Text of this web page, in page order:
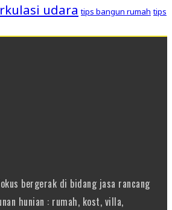
udara tips bangun rumah tips
bergerak di bidang jasa rancang
hunian : rumah, kost, villa,